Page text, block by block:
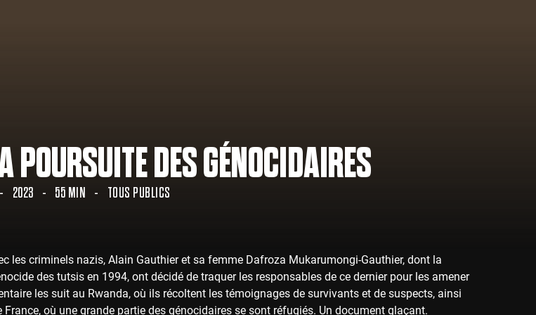
POURSUITE DES GÉNOCIDAIRES
2023 55 MIN TOUS PUBLICS
les criminels nazis, Alain Gauthier et sa femme Dafroza Mukarumongi-Gauthier, dont la
des tutsis en 1994, ont décidé de traquer les responsables de ce dernier pour les amener
les suit au Rwanda, où ils récoltent les témoignages de survivants et de suspects, ainsi
où une grande partie des génocidaires se sont réfugiés. Un document glaçant.